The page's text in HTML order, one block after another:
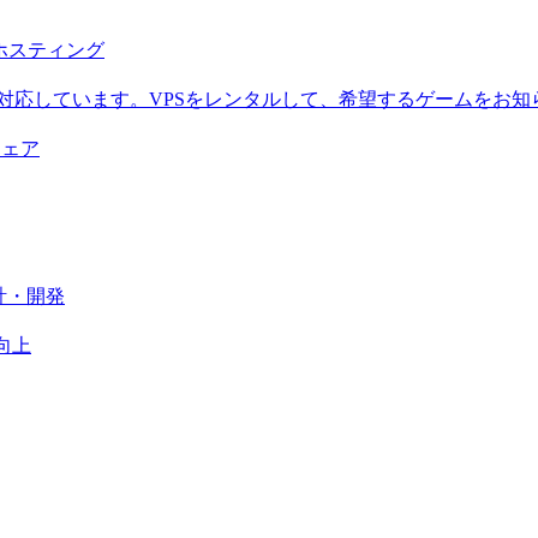
スティング
応しています。VPSをレンタルして、希望するゲームをお知
ア
・開発
上